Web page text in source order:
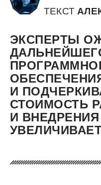
ТЕКСТ
ЭКСПЕРТЫ
И
СТОИМОСТЬ
И